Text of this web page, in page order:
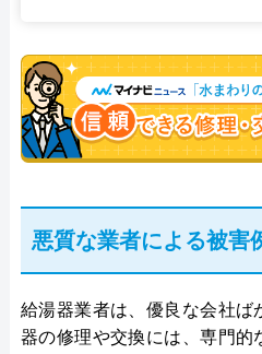
悪質な業者による被害
給湯器業者は、優良な会社ば
器の修理や交換には、専門的